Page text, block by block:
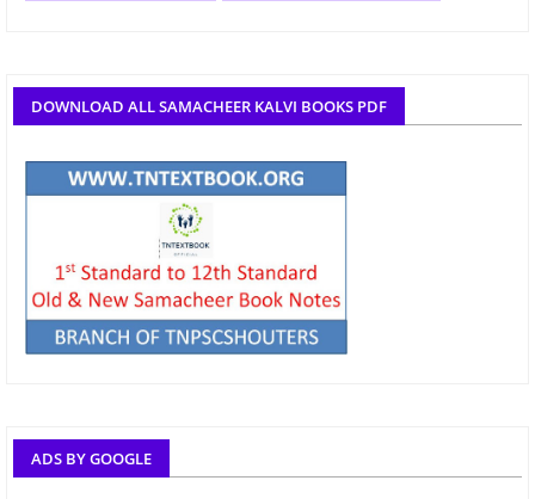
DOWNLOAD ALL SAMACHEER KALVI BOOKS PDF
ADS BY GOOGLE